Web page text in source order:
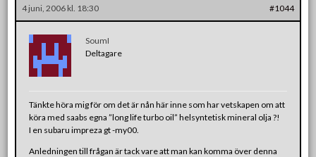
4 juni, 2006 kl. 18:30 #1044
SoumI
Deltagare
Tänkte höra mig för om det är nån här inne som har vetskapen om att
köra med saabs egna ”long life turbo oil” helsyntetisk mineral olja ?!
I en subaru impreza gt -my00.
Anledningen till frågan är tack vare att man kan komma över denna